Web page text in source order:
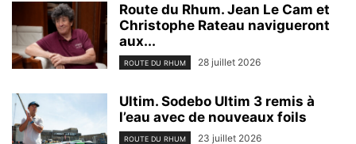
Route du Rhum. Jean Le Cam et
Christophe Rateau navigueront
aux...
ROUTE DU RHUM 28 juillet 2026
Ultim. Sodebo Ultim 3 remis à
l’eau avec de nouveaux foils
ROUTE DU RHUM 23 juillet 2026